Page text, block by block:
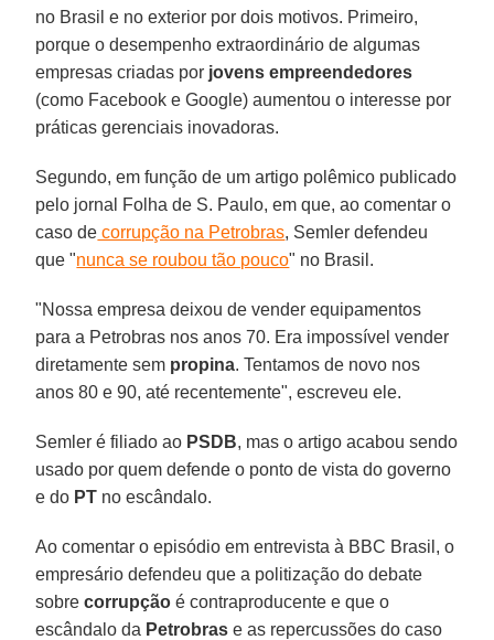
no Brasil e no exterior por dois motivos. Primeiro,
porque o desempenho extraordinário de algumas
empresas criadas por jovens empreendedores
(como Facebook e Google) aumentou o interesse por
práticas gerenciais inovadoras.
Segundo, em função de um artigo polêmico publicado
pelo jornal Folha de S. Paulo, em que, ao comentar o
caso de corrupção na Petrobras, Semler defendeu
que "nunca se roubou tão pouco" no Brasil.
"Nossa empresa deixou de vender equipamentos
para a Petrobras nos anos 70. Era impossível vender
diretamente sem propina. Tentamos de novo nos
anos 80 e 90, até recentemente", escreveu ele.
Semler é filiado ao PSDB, mas o artigo acabou sendo
usado por quem defende o ponto de vista do governo
e do PT no escândalo.
Ao comentar o episódio em entrevista à BBC Brasil, o
empresário defendeu que a politização do debate
sobrecorrupção é contraproducente e que o
escândalo da Petrobras e as repercussões do caso